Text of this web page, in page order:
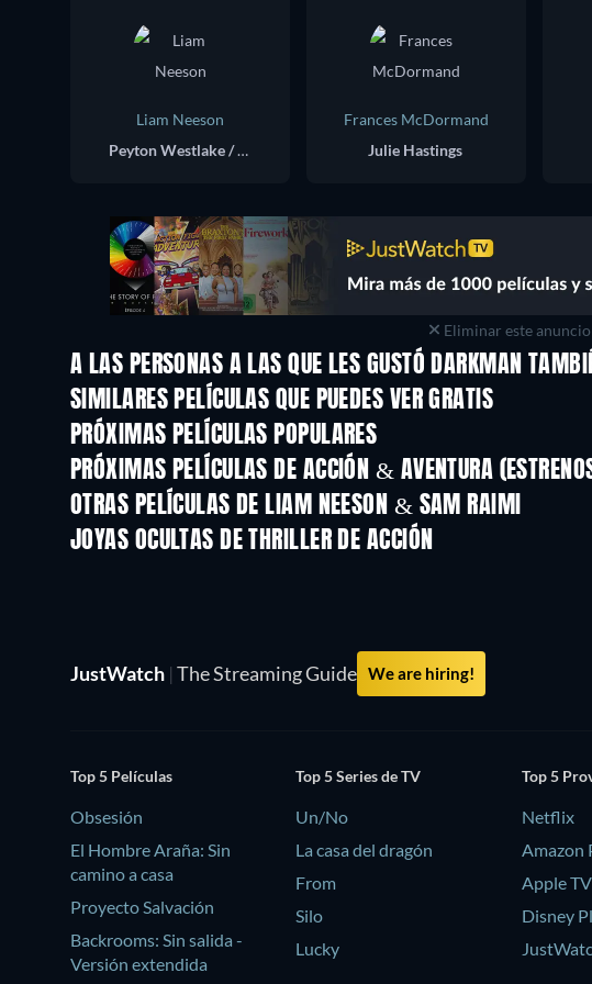
Liam Neeson
Peyton Westlake / Darkman
Frances McDormand
Julie Hastings
Eliminar este anuncio
A LAS PERSONAS A LAS QUE LES GUSTÓ DARKMAN
SIMILARES PELÍCULAS QUE PUEDES VER GRATIS
PRÓXIMAS PELÍCULAS POPULARES
PRÓXIMAS PELÍCULAS DE ACCIÓN & AVENTURA
OTRAS PELÍCULAS DE LIAM NEESON & SAM RAIMI
JOYAS OCULTAS DE THRILLER DE ACCIÓN
JustWatch | The Streaming Guide We are hiring!
Top 5 Películas
Obsesión
El Hombre Araña: Sin
camino a casa
Proyecto Salvación
Backrooms: Sin salida -
Versión extendida
Top 5 Series de TV
Un/No
La casa del dragón
From
Silo
Lucky
Top 5
Netflix
Amazon
Apple TV
Disney